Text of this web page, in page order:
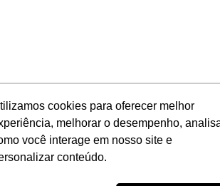
cookies para oferecer melhor
melhorar o desempenho,
você interage em nosso site e
conteúdo.